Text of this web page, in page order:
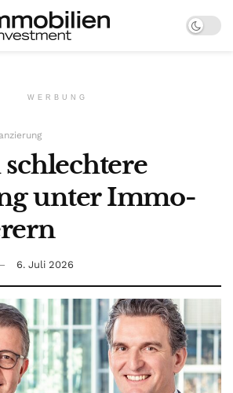
WERBUNG
unter Immo-
6. Juli 2026